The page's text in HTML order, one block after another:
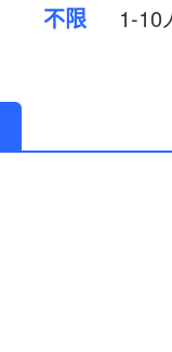
不限 1-10